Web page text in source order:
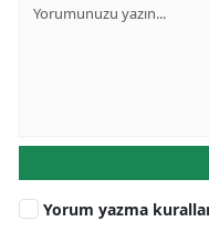
Yorum yazma